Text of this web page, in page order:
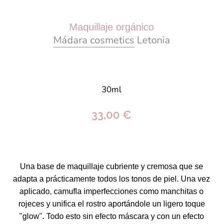
Maquillaje orgánico
Mádara cosmetics Letonia
30ml
33,00 €
Una base de maquillaje cubriente y cremosa que se
adapta a prácticamente todos los tonos de piel. Una vez
aplicado, camufla imperfecciones como manchitas o
rojeces y unifica el rostro aportándole un ligero toque
"glow". Todo esto sin efecto máscara y con un efecto